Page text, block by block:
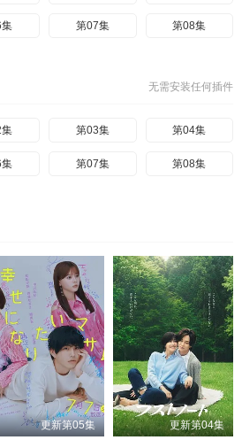
第07集 第08集
无需安装任何插件
第03集 第04集
第07集 第08集
更新第05集 更新第04集